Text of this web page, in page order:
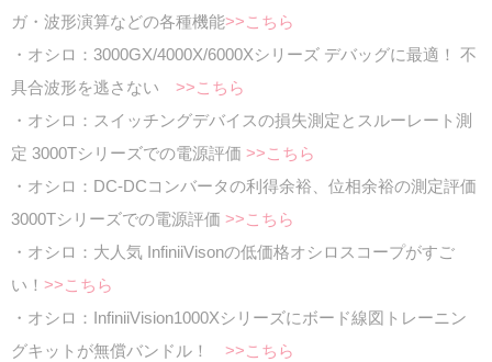
ガ・波形演算などの各種機能>>こちら
・オシロ：3000GX/4000X/6000Xシリーズ デバッグに最適！ 不
具合波形を逃さない >>こちら
・オシロ：スイッチングデバイスの損失測定とスルーレート測
定 3000Tシリーズでの電源評価 >>こちら
・オシロ：DC-DCコンバータの利得余裕、位相余裕の測定評価
3000Tシリーズでの電源評価 >>こちら
・オシロ：大人気 InfiniiVisonの低価格オシロスコープがすご
い！ >>こちら
・オシロ：InfiniiVision1000Xシリーズにボード線図トレーニン
グキットが無償バンドル！ >>こちら